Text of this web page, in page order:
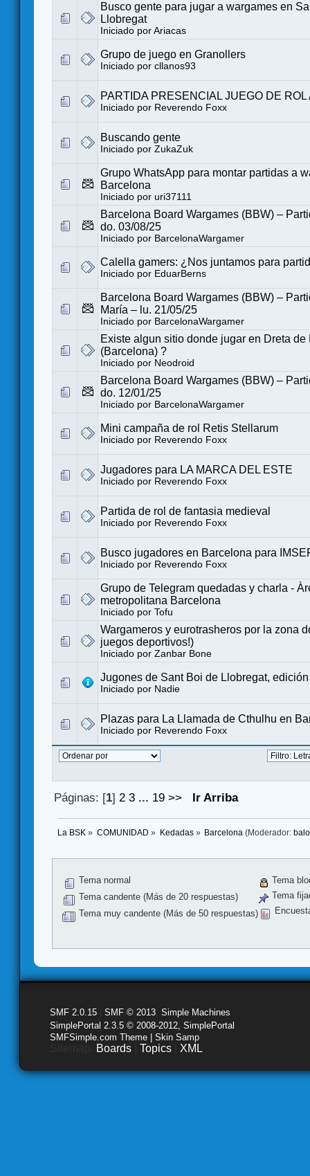
Busco gente para jugar a wargames en
Llobregat
Iniciado por Ariacas
Grupo de juego en Granollers
Iniciado por cllanos93
PARTIDA PRESENCIAL JUEGO DE ROL
Iniciado por Reverendo Foxx
Buscando gente
Iniciado por ZukaZuk
Grupo WhatsApp para montar partidas a
Barcelona
Iniciado por uri37111
Barcelona Board Wargames (BBW) –
do. 03/08/25
Iniciado por BarcelonaWargamer
Calella gamers: ¿Nos juntamos para
Iniciado por EduarBerns
Barcelona Board Wargames (BBW) –
María – lu. 21/05/25
Iniciado por BarcelonaWargamer
Existe algun sitio donde jugar en Dreta de
(Barcelona) ?
Iniciado por Neodroid
Barcelona Board Wargames (BBW) –
do. 12/01/25
Iniciado por BarcelonaWargamer
Mini campaña de rol Retis Stellarum
Iniciado por Reverendo Foxx
Jugadores para LA MARCA DEL ESTE
Iniciado por Reverendo Foxx
Partida de rol de fantasia medieval
Iniciado por Reverendo Foxx
Busco jugadores en Barcelona para
Iniciado por Reverendo Foxx
Grupo de Telegram quedadas y charla -
metropolitana Barcelona
Iniciado por Tofu
Wargameros y eurotrasheros por la zona
juegos deportivos!)
Iniciado por Zanbar Bone
Jugones de Sant Boi de Llobregat,
Iniciado por Nadie
Plazas para La Llamada de Cthulhu en
Iniciado por Reverendo Foxx
Páginas: [1] 2 3 ... 19 >> Ir Arriba
La BSK » COMUNIDAD » Kedadas» Barcelona (Moderador:
Tema normal
Tema candente (Más de 20 respuestas)
Tema muy candente (Más de 50 respuestas)
Tema
Tema
SMF 2.0.15 SMF © 2013 Simple Machines
SimplePortal 2.3.5 © 2008-2012, SimplePortal
SMFSimple.com Theme | Skin Samp
Boards Topics XML